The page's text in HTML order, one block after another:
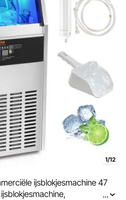
1/12
ijsblokjesmachine 47
...